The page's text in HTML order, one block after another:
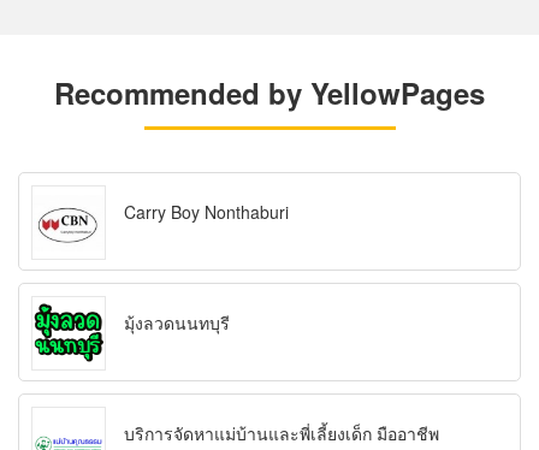
Recommended by YellowPages
Carry Boy Nonthaburi
มุ้งลวดนนทบุรี
บริการจัดหาแม่บ้านและพี่เลี้ยงเด็ก มืออาชีพ